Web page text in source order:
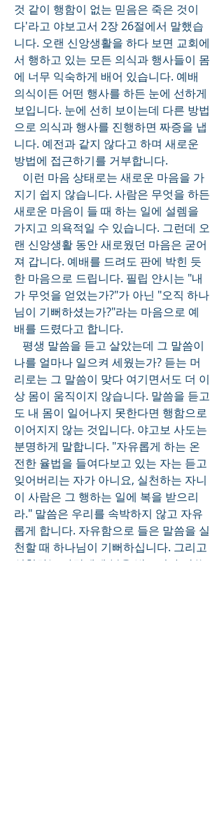
것 같이 행함이 없는 믿음은 죽은 것이
다'라고 야보고서 2장 26절에서 말했습
니다. 오랜 신앙생활을 하다 보면 교회에
서 행하고 있는 모든 의식과 행사들이 몸
에 너무 익숙하게 배어 있습니다. 예배
의식이든 어떤 행사를 하든 눈에 선하게
보입니다. 눈에 선히 보이는데 다른 방법
으로 의식과 행사를 진행하면 짜증을 냅
니다. 예전과 같지 않다고 하며 새로운
방법에 접근하기를 거부합니다.
지기 쉽지 않습니다. 사람은 무엇을 하든
새로운 마음이 들 때 하는 일에 설렘을
가지고 의욕적일 수 있습니다. 그런데 오
랜 신앙생활 동안 새로웠던 마음은 굳어
져 갑니다. 예배를 드려도 판에 박힌 듯
한 마음으로 드립니다. 필립 얀시는 "내
가 무엇을 얻었는가?"가 아닌 "오직 하나
님이 기뻐하셨는가?"라는 마음으로 예
배를 드렸다고 합니다.
나를 얼마나 일으켜 세웠는가? 듣는 머
리로는 그 말씀이 맞다 여기면서도 더 이
상 몸이 움직이지 않습니다. 말씀을 듣고
도 내 몸이 일어나지 못한다면 행함으로
이어지지 않는 것입니다. 야고보 사도는
분명하게 말합니다. "자유롭게 하는 온
전한 율법을 들여다보고 있는 자는 듣고
잊어버리는 자가 아니요, 실천하는 자니
이 사람은 그 행하는 일에 복을 받으리
라." 말씀은 우리를 속박하지 않고 자유
롭게 합니다. 자유함으로 들은 말씀을 실
천할 때 하나님이 기뻐하십니다. 그리고
실천하는 사람에게 복을 받으리라 말씀